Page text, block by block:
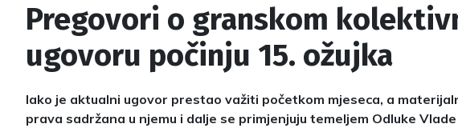
Pregovori o granskom
ugovoru počinju 15. ožujka
Iako je aktualni ugovor prestao važiti početkom mjeseca, a
prava sadržana u njemu i dalje se primjenjuju temeljem Odluke Vlade